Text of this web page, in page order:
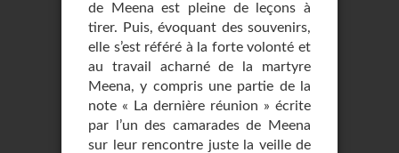
de Meena est pleine de leçons à
tirer. Puis, évoquant des souvenirs,
elle s’est référé à la forte volonté et
au travail acharné de la martyre
Meena, y compris une partie de la
note « La dernière réunion » écrite
par l’un des camarades de Meena
sur leur rencontre juste la veille de